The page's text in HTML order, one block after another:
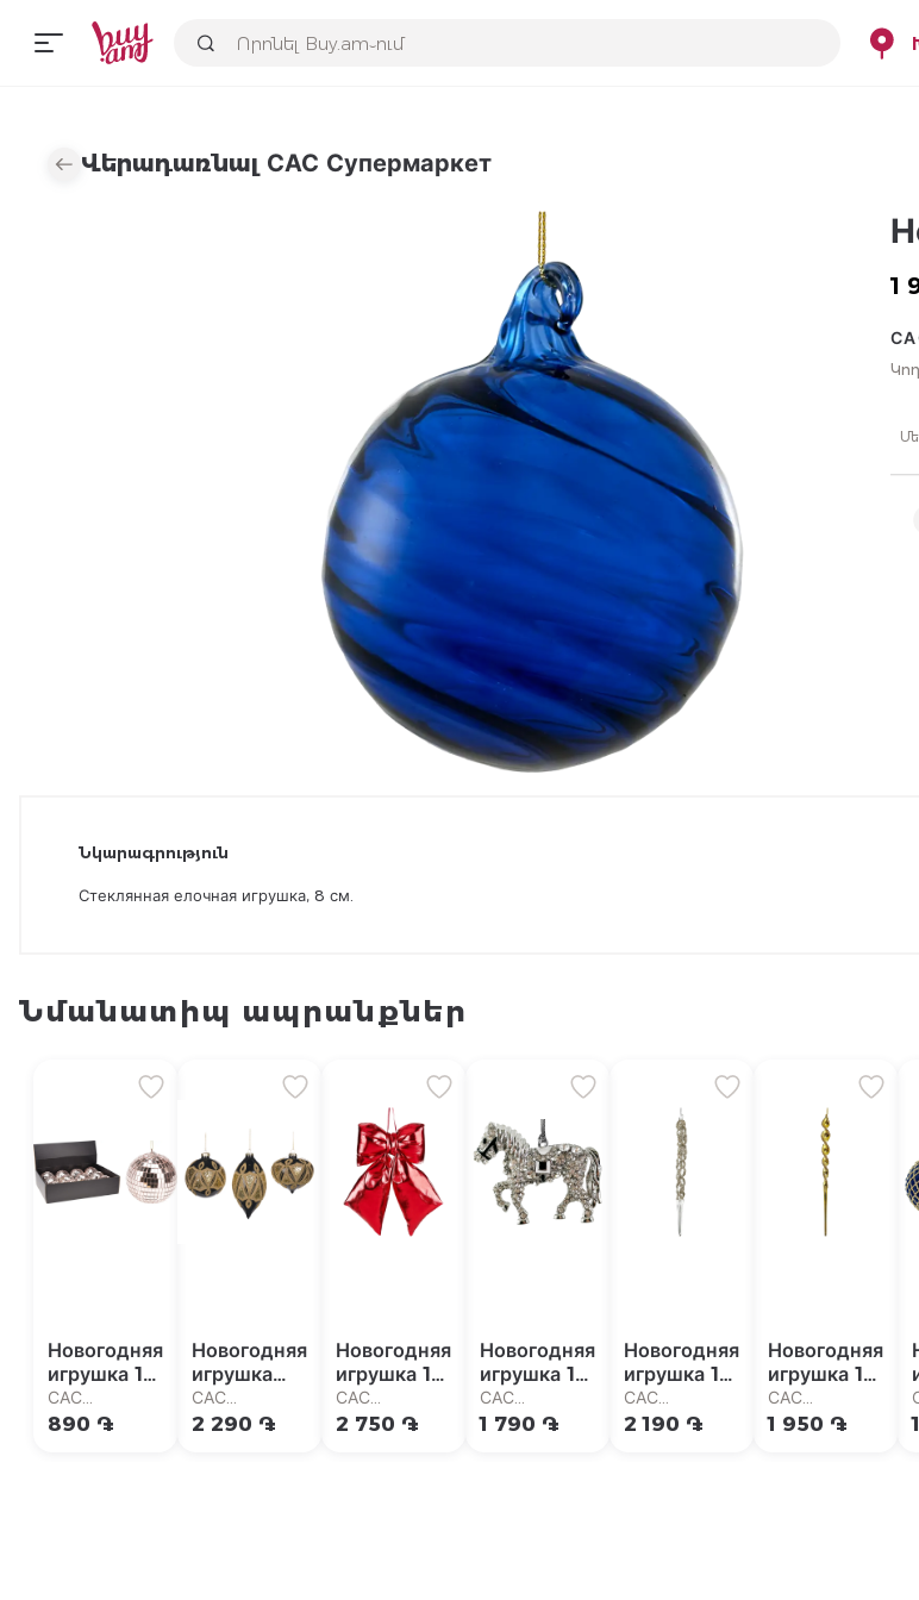
Վերադառնալ САС Супермаркет
1
Նկարագրություն
Стеклянная елочная игрушка, 8 см.
Նմանատիպ ապրանքներ
Новогодняя
игрушка 1
шт
САС
Супермаркет
890 ֏
Новогодняя
игрушка
"Goodwill"
1 шт
САС
Супермаркет
2 290 ֏
Новогодняя
игрушка 1
шт
САС
Супермаркет
2 750 ֏
Новогодняя
игрушка 1
шт
САС
Супермаркет
1 790 ֏
Новогодняя
игрушка 1
шт
САС
Супермаркет
2 190 ֏
Новогодняя
игрушка 1
шт
САС
Супермаркет
1 950 ֏